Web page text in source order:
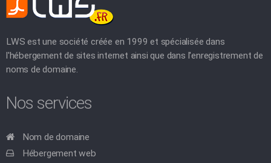
LWS est une société créée en 1999 et spécialisée dans
l'hébergement de sites internet ainsi que dans l'enregistrement de
noms de domaine.
Nos services
Nom de domaine
Hébergement web